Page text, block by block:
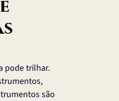
pode trilhar.
são